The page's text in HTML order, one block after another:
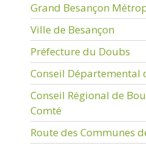
Grand Besançon
Ville de Besançon
Préfecture du Doubs
Conseil Départemental
Conseil Régional de
Comté
Route des Communes